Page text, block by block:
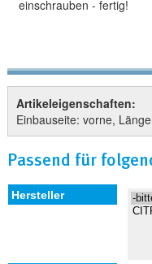
einschrauben - fertig!
Artikeleigenschaften:
Einbauseite: vorne,
Passend für